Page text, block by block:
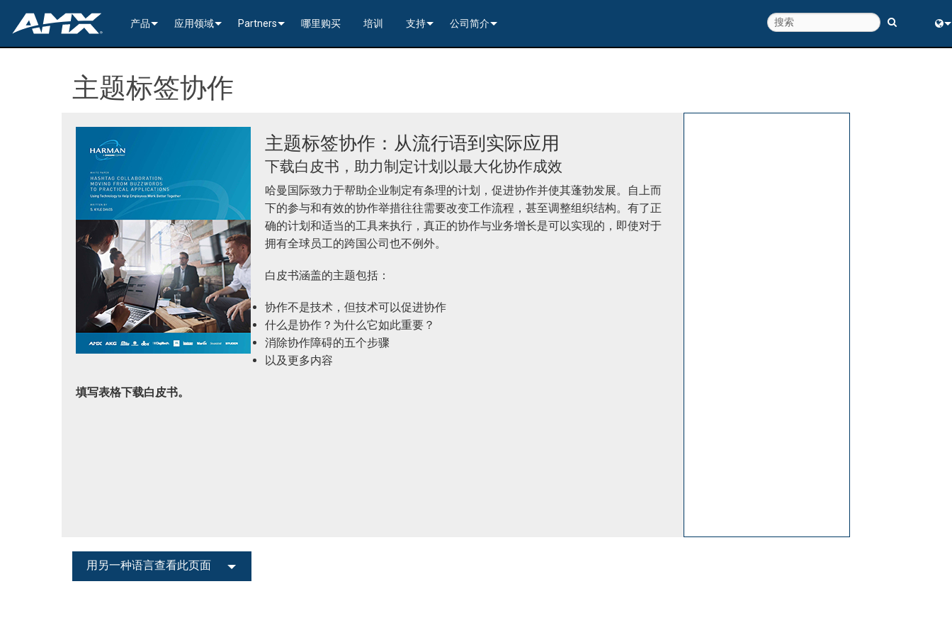
产品
N2600 Series (4K60)
SVSI N2300 4K 系列编解码器
SVSI N2000 系列编解码器
SVSi N1000 系列编解码器
>---------H.26x Solutions--------<
N3300 Series (4K60)
SVSI N3000 系列 H.264 / WAN
窗口处理器>----------1G Solutions----------<
N2000 Series (HD 4x1)
>---------H.264 Solutions--------<
N3000 Series (HD 9x1)
AVoIP Control & Management
N-Command Controllers
N-Able Control Software
功率
传统视音频分配演示切换器DVX 4K60 (Up to 8x4 +2)
>------------------------------------------<
Incite 数字化演示系统
>------------------------------------------<
Precis 系列数字矩阵切换器
>------------------------------------------<
CTC (4K60 6x1) Switching & Transport Kit w/ USB-C
CTP (4K30 4x1) Switching & Transport Kit
>------------------------------------------<
VPX (4K60 4x1 +1)
VPX (4K60 7x1 +1)
>-----------Enova DGX------------<
Enova DGX 机箱
8x8
16x16
32x32
4K60 Cards and Endpoints
4K30 Cards and Endpoints
HD Cards and Endpoints
音频卡
音频插入/提取板
A/V 远程传输解决方案
DXLink Fiber (>100m)
DXLink U/STP (<100m)
DXLite U/STP (<70m)
CT 系列
Switching, Transport, and Control Solution (<70m)
窗口处理 Precis (4K60 4x1 + 1)
传统音视频配件
安装
功率
电缆
SCL-1 Video Scaler
UVC1-4K HDMI to USB Capture
>---------HDMI Solutions---------<
Precis (4K60 4x1 + 1)
>----------1G Solutions----------<
N2400 Series (4K60 4x1)
N2000 Series (4K30 4x1)
>---------H.264 Solutions--------<
N3000 Series (HD 9x1)
HydraPort Enclosures & Grommets
Video
Cat 6
USB
功率模块
Buttons (& ACC bands)
通透
日程安排与协作Scheduling Touch Panels
CTC (4K60 6x1) Switching & Transport Kit w/ USB-C
CTP (4K30 4x1) Switching & Transport Kit
用户界面 触控面板 Varia
Modero G5 触控面板
UI 配件
Modero X® 和 Modero S 系列触控面板配件
键盘 Metreau (Decora Style)
Massio (Surface Mount)
键盘控制器Massio ControlPads (Surface Mount)
应用程序 TPC-TPI-PRO
TPC-APPLE
TPC-ANDROID
设备控制 中央控制器MUSE Controllers
NetLinx NX Controllers
扩展控制盒
控制系统配件系统安装
电源
其他
>------------------------------------------<
带用户界面的控制器Massio ControlPads (Surface Mount)
音视频管理软件MUSE Automator
MUSE Extension for VS Code
Manager
IREDIT2
触摸面板设计
Intelligent Light Control
应用领域
教育系统
Convention Centers
Unified Communication
Partners 哪里购买 培训 支持
RMA
产品登记
顾问门户
>-------------------------<
文档下载
公司简介
新闻
主题标签协作
主题标签协作：从流行语到实际应用
下载白皮书，助力制定计划以最大化协作成效
哈曼国际致力于帮助企业制定有条理的计划，促进协作并使其蓬勃发展。自上而
下的参与和有效的协作举措往往需要改变工作流程，甚至调整组织结构。有了正
确的计划和适当的工具来执行，真正的协作与业务增长是可以实现的，即使对于
拥有全球员工的跨国公司也不例外。
白皮书涵盖的主题包括：
协作不是技术，但技术可以促进协作
什么是协作？为什么它如此重要？
消除协作障碍的五个步骤
以及更多内容
填写表格下载白皮书。
用另一种语言查看此页面